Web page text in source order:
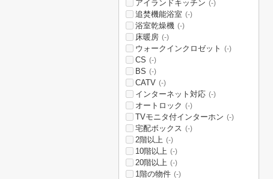
アイランドキッチン (-)
追焚機能浴室 (-)
浴室乾燥機 (-)
床暖房 (-)
ウォークインクロゼット (-)
CS (-)
BS (-)
CATV (-)
インターネット対応 (-)
オートロック (-)
TVモニタ付インターホン (-)
宅配ボックス (-)
2階以上 (-)
10階以上 (-)
20階以上 (-)
1階の物件 (-)